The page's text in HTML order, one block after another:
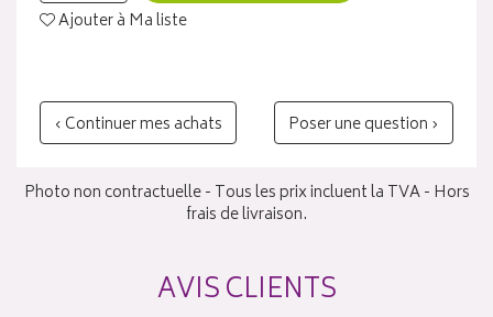
Ajouter à Ma liste
‹ Continuer mes achats Poser une question ›
Photo non contractuelle - Tous les prix incluent la TVA - Hors
frais de livraison.
AVIS CLIENTS